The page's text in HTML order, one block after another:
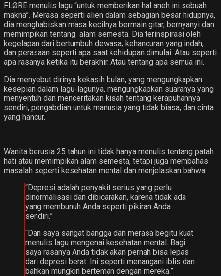
FLØRE menulis lagu “untuk memberikan hal aneh ini sebuah
makna”. Merasa seperti alien dalam sebagian besar hidupnya,
dia menghabiskan masa kecilnya bermain gitar, bernyanyi dan
memimpikan tentang alam semesta. Dia terinspirasi oleh
kegelapan dari bertumbuh dewasa, kehancuran yang indah,
dan perasaan seperti apa saat kehidupan dimulai. Atau seperti
apa rasanya ketika itu berakhir. Atau tentang apa semua ini.
Dia menyebut dirinya kekasih bulan, yang mengungkapkan
kesepian dalam lagu-lagunya, mengungkapkan suaranya yang
menyentuh dan menceritakan kisah tentang kerapuhannya
sendiri, pengabdian untuk manusia yang tidak biasa, dan cinta
yang hancur.
Wanita berusia 25 tahun ini tidak hanya menulis tentang patah
hati atau memimpikan alam semesta, tetapi juga membahas
masalah seperti kesehatan mental dan menjelaskan bahwa:
“Depresi adalah penyakit serius yang perlu
dinormalisasi dan dibicarakan, karena tidak ada
yang membunuh Anda seperti pikiran Anda
sendiri.”
“Dan saya sangat bangga dan merasa begitu kuat
menulis lagu mengenai kesehatan mental. Bagi
saya rasanya Anda tidak akan pernah bisa lepas
dari depresi berat. Ini seperti menangani iblis dan
bahkan mungkin berteman dengan mereka.”